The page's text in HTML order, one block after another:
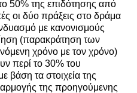
50% της επιδότησης από
οι δύο πράξεις στο δράμα
με κανονισμούς
(παρακράτηση των
χρόνο με τον χρόνο)
περί το 30% του
βάση τα στοιχεία της
της προηγούμενης